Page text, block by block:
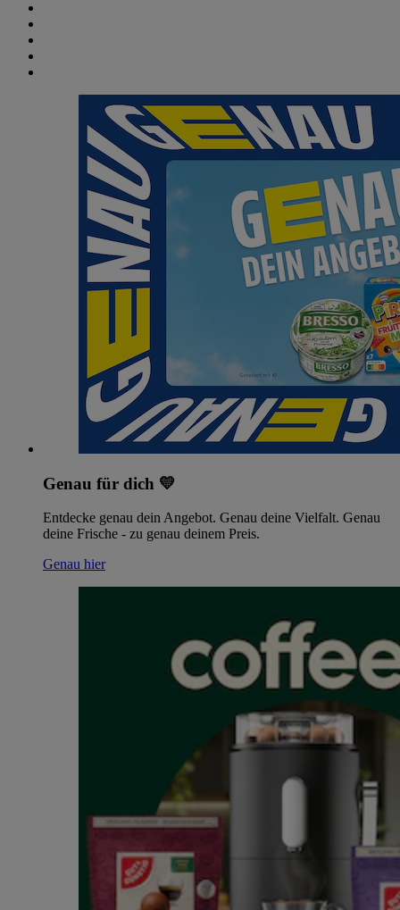
Genau für dich 💛
Entdecke genau dein Angebot. Genau deine Vielfalt. Genau
deine Frische - zu genau deinem Preis.
Genau hier